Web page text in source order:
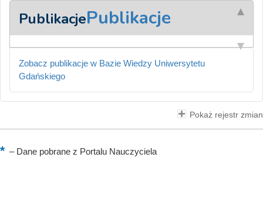
PublikacjePublikacje
Zobacz publikacje w Bazie Wiedzy Uniwersytetu
Gdańskiego
Pokaż rejestr zmian
–Dane pobrane z Portalu Nauczyciela